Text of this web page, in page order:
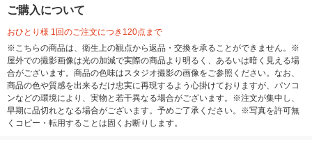
ご購入について
おひとり様 1回のご注文につき120点まで
※こちらの商品は、衛生上の観点から返品・交換を承ることができません。※
屋外での撮影画像は光の加減で実際の商品より明るく、あるいは暗く見える場
合がございます。商品の色味はスタジオ撮影の画像をご参照ください。なお、
商品の色や質感を出来るだけ忠実に再現するよう心掛けておりますが、パソコ
ンなどの環境により、実物と若干異なる場合がございます。※注文が集中し、
早期に品切れとなる場合がございます。予めご了承ください。※写真を許可無
くコピー・転用することは固くお断りします。